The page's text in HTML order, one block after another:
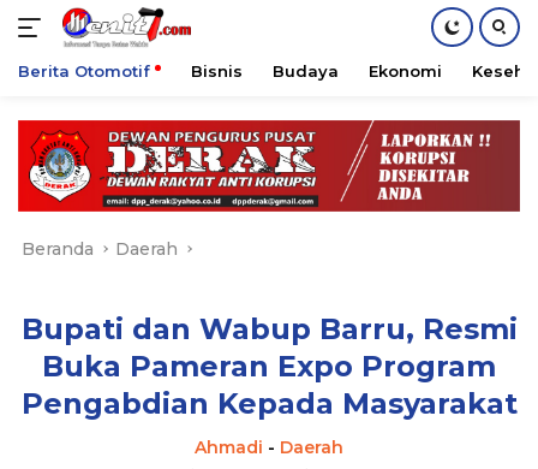
konten
Berita Otomotif Bisnis Budaya Ekonomi
Beranda Daerah
Bupati dan Wabup Barru, Resmi
Buka Pameran Expo Program
Pengabdian Kepada Masyarakat
Ahmadi - Daerah